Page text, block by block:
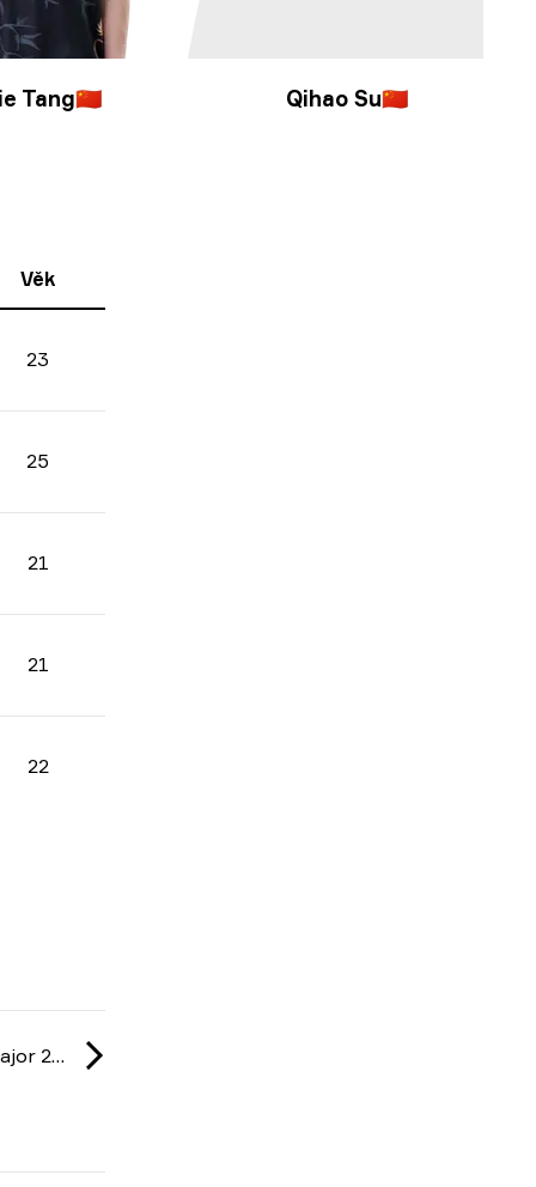
Tang🇨🇳 Qihao Su🇨🇳
Věk
23
25
21
21
22
IEM: Cologne Major 2026